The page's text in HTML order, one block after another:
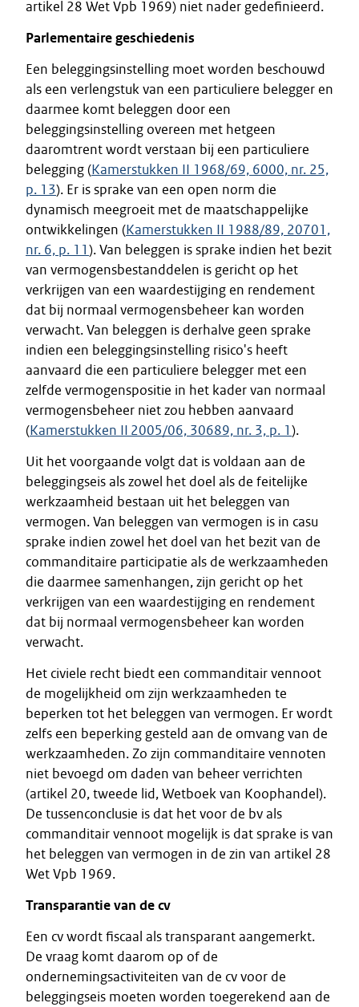
artikel 28 Wet Vpb 1969) niet nader gedefinieerd.
Parlementaire geschiedenis
Een beleggingsinstelling moet worden beschouwd
als een verlengstuk van een particuliere belegger en
daarmee komt beleggen door een
beleggingsinstelling overeen met hetgeen
daaromtrent wordt verstaan bij een particuliere
belegging (Kamerstukken II 1968/69, 6000, nr. 25,
p. 13). Er is sprake van een open norm die
dynamisch meegroeit met de maatschappelijke
ontwikkelingen (Kamerstukken II 1988/89, 20701,
nr. 6, p. 11). Van beleggen is sprake indien het bezit
van vermogensbestanddelen is gericht op het
verkrijgen van een waardestijging en rendement
dat bij normaal vermogensbeheer kan worden
verwacht. Van beleggen is derhalve geen sprake
indien een beleggingsinstelling risico's heeft
aanvaard die een particuliere belegger met een
zelfde vermogenspositie in het kader van normaal
vermogensbeheer niet zou hebben aanvaard
(Kamerstukken II 2005/06, 30689, nr. 3, p. 1).
Uit het voorgaande volgt dat is voldaan aan de
beleggingseis als zowel het doel als de feitelijke
werkzaamheid bestaan uit het beleggen van
vermogen. Van beleggen van vermogen is in casu
sprake indien zowel het doel van het bezit van de
commanditaire participatie als de werkzaamheden
die daarmee samenhangen, zijn gericht op het
verkrijgen van een waardestijging en rendement
dat bij normaal vermogensbeheer kan worden
verwacht.
Het civiele recht biedt een commanditair vennoot
de mogelijkheid om zijn werkzaamheden te
beperken tot het beleggen van vermogen. Er wordt
zelfs een beperking gesteld aan de omvang van de
werkzaamheden. Zo zijn commanditaire vennoten
niet bevoegd om daden van beheer verrichten
(artikel 20, tweede lid, Wetboek van Koophandel).
De tussenconclusie is dat het voor de bv als
commanditair vennoot mogelijk is dat sprake is van
het beleggen van vermogen in de zin van artikel 28
Wet Vpb 1969.
Transparantie van de cv
Een cv wordt fiscaal als transparant aangemerkt.
De vraag komt daarom op of de
ondernemingsactiviteiten van de cv voor de
beleggingseis moeten worden toegerekend aan de